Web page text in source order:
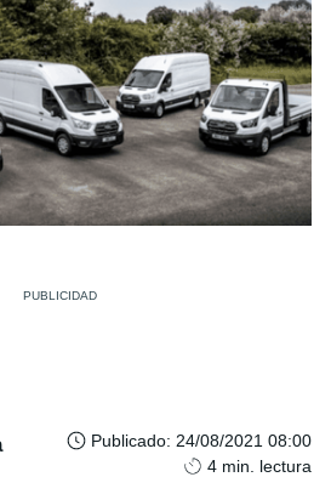
Publicado: 24/08/2021 08:00
4 min. lectura